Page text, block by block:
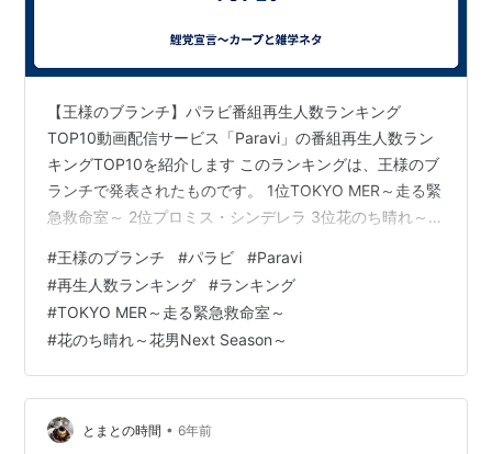
【王様のブランチ】パラビ番組再生人数ランキング
TOP10動画配信サービス「Paravi」の番組再生人数ラン
キングTOP10を紹介します このランキングは、王様のブ
ランチで発表されたものです。 1位TOKYO MER～走る緊
急救命室～ 2位プロミス・シンデレラ 3位花のち晴れ～花
#王様のブランチ #パラビ #Paravi
#再生人数ランキング #ランキング
#TOKYO MER～走る緊急救命室～
#花のち晴れ～花男Next Season～
とまとの時間 • 6年前